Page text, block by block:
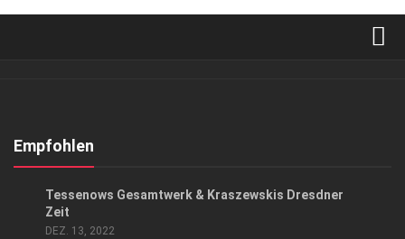
Kontakt, Impressum
Empfohlen
Tessenows Gesamtwerk & Kraszewskis Dresdner
Zeit
DEZ. 13, 2022